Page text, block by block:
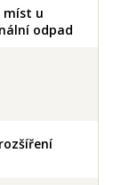
míst u
odpad